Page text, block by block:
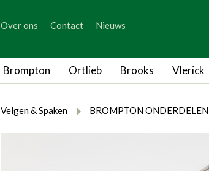
generic_skip_language
Over ons Contact Nieuws
Brompton Ortlieb Brooks Vlerick
breadcrumb.here
breadcrumb.from
Velgen & Spaken breadcrumb.to
BROMPTON ONDERDELEN